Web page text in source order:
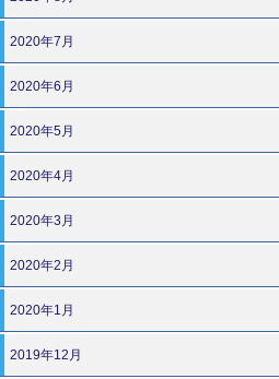
2020年7月
2020年6月
2020年5月
2020年4月
2020年3月
2020年2月
2020年1月
2019年12月